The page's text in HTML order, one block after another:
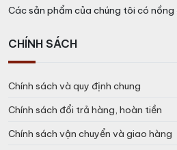
Các sản phẩm của chúng tôi có
CHÍNH SÁCH
Chính sách và quy định chung
Chính sách đổi trả hàng, hoàn tiền
Chính sách vận chuyển và giao hàng